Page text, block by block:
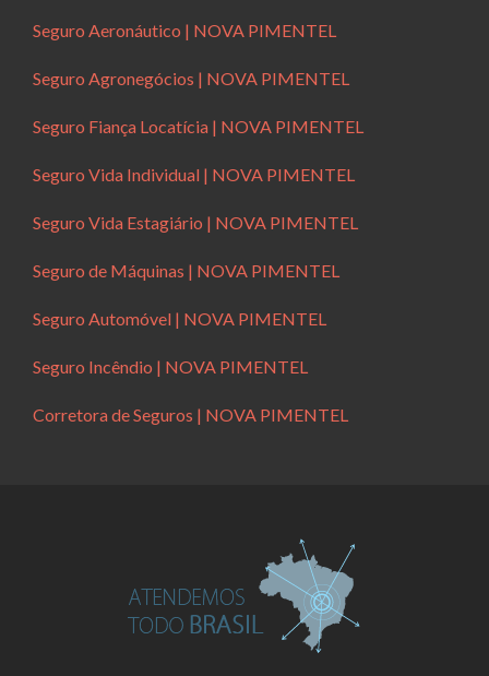
Seguro Aeronáutico | NOVA PIMENTEL
Seguro Agronegócios | NOVA PIMENTEL
Seguro Fiança Locatícia | NOVA PIMENTEL
Seguro Vida Individual | NOVA PIMENTEL
Seguro Vida Estagiário | NOVA PIMENTEL
Seguro de Máquinas | NOVA PIMENTEL
Seguro Automóvel | NOVA PIMENTEL
Seguro Incêndio | NOVA PIMENTEL
Corretora de Seguros | NOVA PIMENTEL